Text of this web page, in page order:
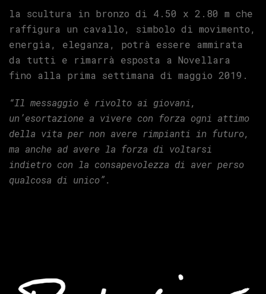
la scultura in bronzo di 4.50 x 2.80 m che
raffigura un cavallo, simbolo di movimento,
energia, eleganza, potrà essere ammirata
da tutti e rimarrà esposta a Novellara
fino alla prima settimana di maggio 2019.
“Il messaggio è rivolto ai giovani,
un’esortazione a vivere con forza ogni attimo
della vita per non avere rimpianti in futuro,
ma anche ad avere la forza di voltarsi
indietro con la consapevolezza di aver perso
qualcosa di unico”.